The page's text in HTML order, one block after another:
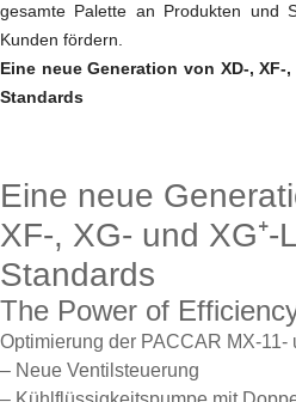
gesamte Palette an Produkten und
Kunden fördern.
Eine neue Generation von XD-,
Standards
Eine neue
XF-, XG- und XG⁺-
Standards
The Power of
Optimierung der PACCAR MX-11-
– Neue Ventilsteuerung